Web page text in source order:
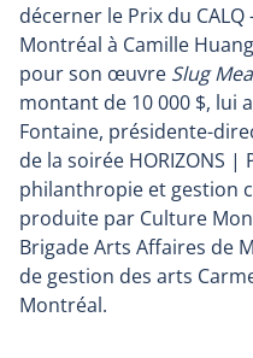
décerner le Prix du
Montréal à Camille
pour son œuvre Slug
montant de 10 000 $, lui
Fontaine, présidente-
de la soirée HORIZONS |
philanthropie et gestion
produite par Culture
Brigade Arts Affaires de
de gestion des arts
Montréal.